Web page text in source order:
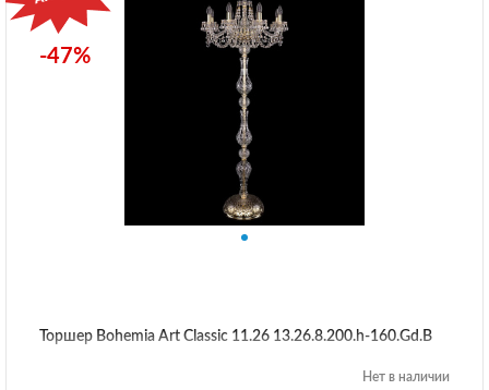
-47%
Торшер Bohemia Art Classic 11.26 13.26.8.200.h-160.Gd.B
Нет в наличии